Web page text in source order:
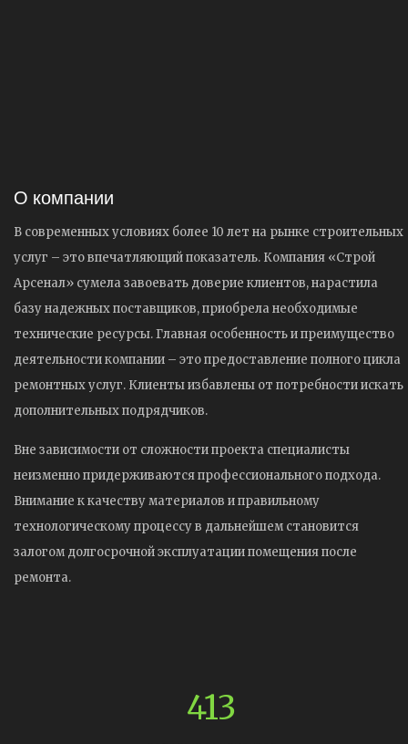
О компании
В современных условиях более 10 лет на рынке строительных
услуг – это впечатляющий показатель. Компания «Строй
Арсенал» сумела завоевать доверие клиентов, нарастила
базу надежных поставщиков, приобрела необходимые
технические ресурсы. Главная особенность и преимущество
деятельности компании – это предоставление полного цикла
ремонтных услуг. Клиенты избавлены от потребности искать
дополнительных подрядчиков.
Вне зависимости от сложности проекта специалисты
неизменно придерживаются профессионального подхода.
Внимание к качеству материалов и правильному
технологическому процессу в дальнейшем становится
залогом долгосрочной эксплуатации помещения после
ремонта.
426